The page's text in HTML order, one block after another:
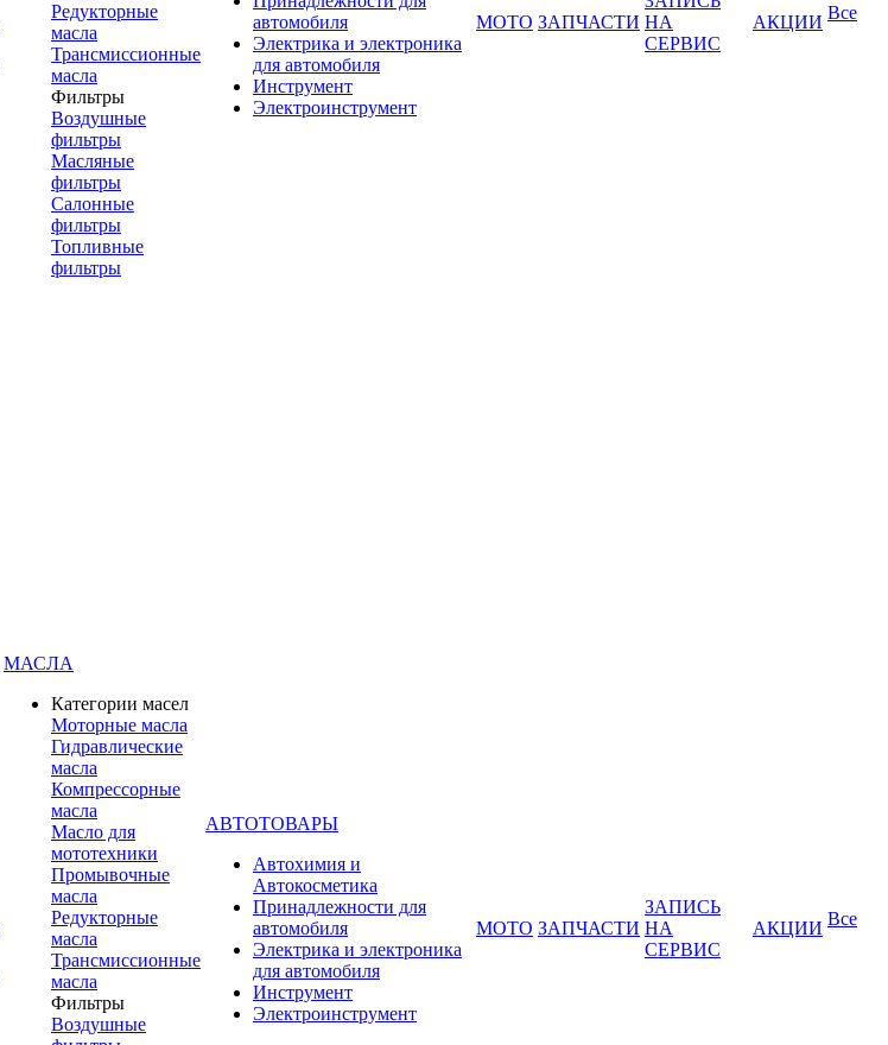
Редукторные
масла
Трансмиссионные
масла
Фильтры
Воздушные
фильтры
Масляные
фильтры
Салонные
фильтры
Топливные
фильтры
автомобиля
Электрика и электроника
для автомобиля
Инструмент
Электроинструмент
МОТО ЗАПЧАСТИ НА
СЕРВИС
АКЦИИ Все
МАСЛА
Категории масел
Моторные масла
Гидравлические
масла
Компрессорные
масла
Масло для
мототехники
Промывочные
масла
Редукторные
масла
Трансмиссионные
масла
Фильтры
Воздушные
АВТОТОВАРЫ
Автохимия и
Автокосметика
Принадлежности для
автомобиля
Электрика и электроника
для автомобиля
Инструмент
Электроинструмент
МОТО ЗАПЧАСТИ
ЗАПИСЬ
НА
СЕРВИС
АКЦИИ Все